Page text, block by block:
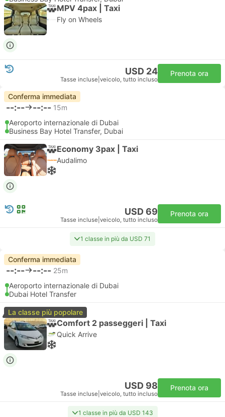
MPV 4pax | Taxi
Fly on Wheels
USD 24
Tasse incluse veicolo, tutto incluso
Prenota ora
Conferma immediata
--:-- --:-- 15m
Aeroporto internazionale di Dubai
Business Bay Hotel Transfer, Dubai
Economy 3pax | Taxi
Audalimo
USD 69
Tasse incluse veicolo, tutto incluso
Prenota ora
1 classe in più da USD 71
Conferma immediata
--:-- --:-- 25m
Aeroporto internazionale di Dubai
Dubai Hotel Transfer
La classe più popolare
Comfort 2 passeggeri | Taxi
Quick Arrive
USD 98
Tasse incluse veicolo, tutto incluso
Prenota ora
1 classe in più da USD 143